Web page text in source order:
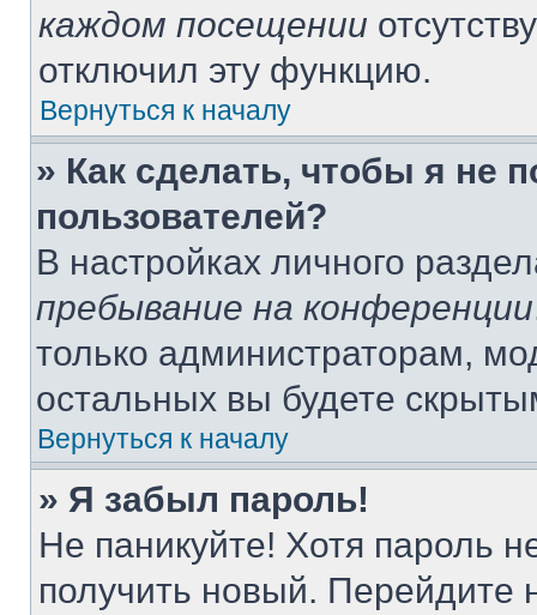
каждом посещении
отключил эту функцию.
Вернуться к началу
» Как сделать, чтобы я не
пользователей?
В настройках личного
пребывание на конференции
только администраторам,
остальных вы будете
Вернуться к началу
» Я забыл пароль!
Не паникуйте! Хотя пароль
получить новый. Перейдите